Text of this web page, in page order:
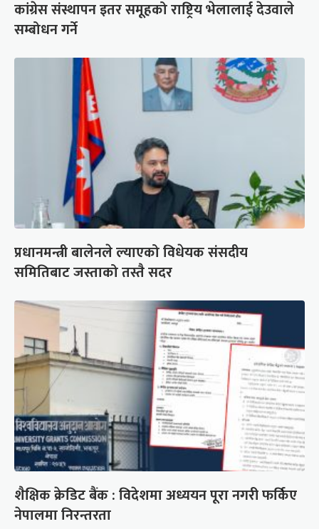
कांग्रेस संस्थापन इतर समूहको राष्ट्रिय भेलालाई देउवाले
सम्बोधन गर्ने
प्रधानमन्त्री बालेनले ल्याएको विधेयक संसदीय
समितिबाट जस्ताको तस्तै सदर
शैक्षिक क्रेडिट बैंक : विदेशमा अध्ययन पूरा नगरी फर्किए
नेपालमा निरन्तरता